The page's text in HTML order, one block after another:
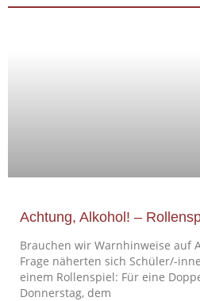
Achtung, Alkohol! –
Brauchen wir Warnhinweise auf
Frage näherten sich Schüler/-
einem Rollenspiel: Für eine
Donnerstag, dem